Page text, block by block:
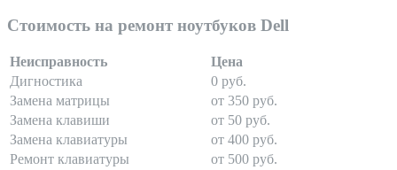
Стоимость на ремонт ноутбуков Dell
Неисправность
Цена
Дигностика
0 руб.
Замена матрицы
от 350 руб.
Замена клавиши
от 50 руб.
Замена клавиатуры
от 400 руб.
Ремонт клавиатуры
от 500 руб.